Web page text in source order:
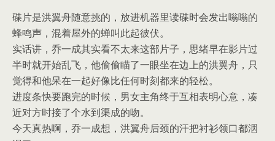
碟片是洪翼舟随意挑的，放进机器里读碟时会发出嗡嗡的
蜂鸣声，混着屋外的蝉叫此起彼伏。
实话讲，乔一成其实看不太来这部片子，思绪早在影片过
半时就开始乱飞，他偷偷瞄了一眼坐在边上的洪翼舟，只
觉得和他呆在一起好像比任何时刻都来的轻松。
进度条快要跑完的时候，男女主角终于互相表明心意，凑
近对方时接了个水到渠成的吻。
今天真热啊，乔一成想，洪翼舟后颈的汗把衬衫领口都洇